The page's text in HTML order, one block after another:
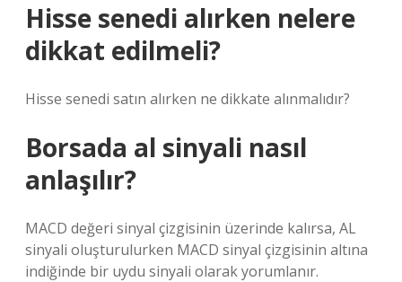
Hisse senedi alırken nelere
dikkat edilmeli?
Hisse senedi satın alırken ne dikkate alınmalıdır?
Borsada al sinyali nasıl
anlaşılır?
MACD değeri sinyal çizgisinin üzerinde kalırsa, AL
sinyali oluşturulurken MACD sinyal çizgisinin altına
indiğinde bir uydu sinyali olarak yorumlanır.